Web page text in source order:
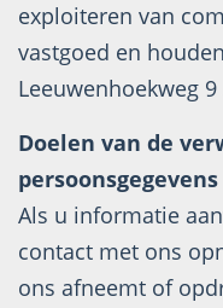
exploiteren van
vastgoed en
Leeuwenhoekweg 9
Doelen van de
persoonsgegevens
Als u informatie
contact met ons
ons afneemt of